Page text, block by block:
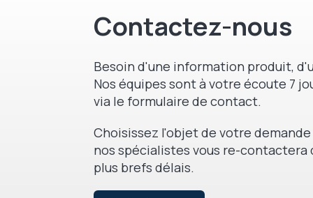
Contactez-nous
Besoin d'une information produit,
Nos équipes sont à votre écoute 7
via le formulaire de contact.
Choisissez l'objet de votre
nos spécialistes vous re-contactera
plus brefs délais.